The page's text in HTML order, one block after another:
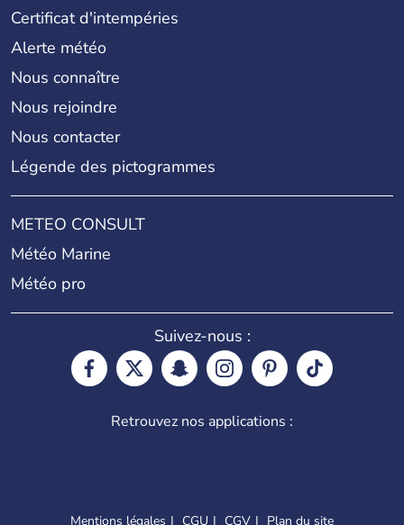
Certificat d'intempéries
Alerte météo
Nous connaître
Nous rejoindre
Nous contacter
Légende des pictogrammes
METEO CONSULT
Météo Marine
Météo pro
Suivez-nous :
Retrouvez nos applications :
Mentions légales CGU CGV Plan du site